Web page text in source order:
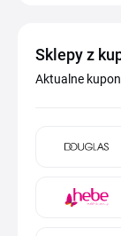
Sklepy z
Aktualne